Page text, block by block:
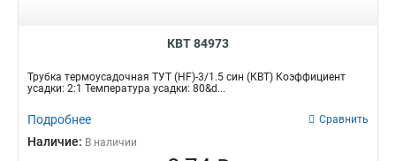
КВТ 84973
Трубка термоусадочная ТУТ (HF)-3/1.5 син (КВТ) Коэффициент
усадки: 2:1 Температура усадки: 80&d...
Подробнее Сравнить
Наличие: В наличии